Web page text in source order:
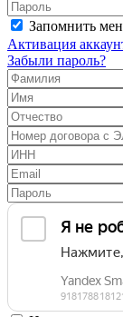
Запомнить
Активация
Забыли пароль?